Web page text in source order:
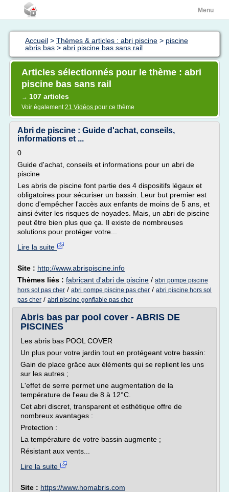
Menu
Accueil > Thèmes & articles : abri piscine > piscine
abris bas > abri piscine bas sans rail
Articles sélectionnés pour le thème : abri
piscine bas sans rail
→ 107 articles
Voir également21 Vidéos pour ce thème
Abri de piscine : Guide d'achat, conseils,
informations et ...
0
Guide d'achat, conseils et informations pour un abri de
piscine
Les abris de piscine font partie des 4 dispositifs légaux et
obligatoires pour sécuriser un bassin. Leur but premier est
donc d'empêcher l'accès aux enfants de moins de 5 ans, et
ainsi éviter les risques de noyades. Mais, un abri de piscine
peut être bien plus que ça. Il existe de nombreuses
solutions pour protéger votre...
Lire la suite
Site : http://www.abrispiscine.info
Thèmes liés : fabricant d'abri de piscine / abri pompe piscine
hors sol pas cher / abri pompe piscine pas cher / abri piscine hors sol
pas cher / abri piscine gonflable pas cher
Abris bas par pool cover - ABRIS DE
PISCINES
Les abris bas POOL COVER
Un plus pour votre jardin tout en protégeant votre bassin:
Gain de place grâce aux éléments qui se replient les uns
sur les autres ;
L'effet de serre permet une augmentation de la
température de l'eau de 8 à 12°C.
Cet abri discret, transparent et esthétique offre de
nombreux avantages :
Protection :
La température de votre bassin augmente ;
Résistant aux vents...
Lire la suite
Site : https://www.homabris.com